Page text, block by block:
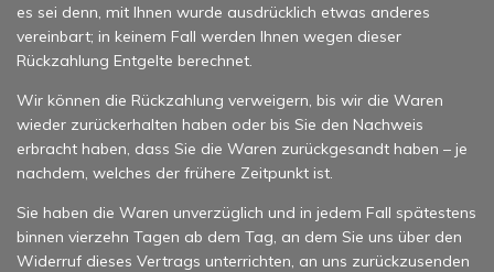
es sei denn, mit Ihnen wurde ausdrücklich etwas anderes
vereinbart; in keinem Fall werden Ihnen wegen dieser
Rückzahlung Entgelte berechnet.
Wir können die Rückzahlung verweigern, bis wir die Waren
wieder zurückerhalten haben oder bis Sie den Nachweis
erbracht haben, dass Sie die Waren zurückgesandt haben – je
nachdem, welches der frühere Zeitpunkt ist.
Sie haben die Waren unverzüglich und in jedem Fall spätestens
binnen vierzehn Tagen ab dem Tag, an dem Sie uns über den
Widerruf dieses Vertrags unterrichten, an uns zurückzusenden